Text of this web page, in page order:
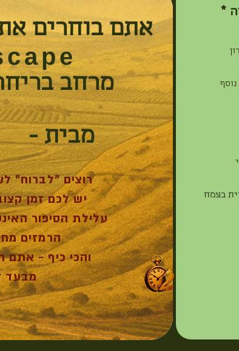
אתם בוחרים
מרחב
מבית -
רוצים "לברוח"
יש לכם זמן
עלילת הסיפור
הרמזים
והכי כיף - אתם
מבעד
*ח
בצמח